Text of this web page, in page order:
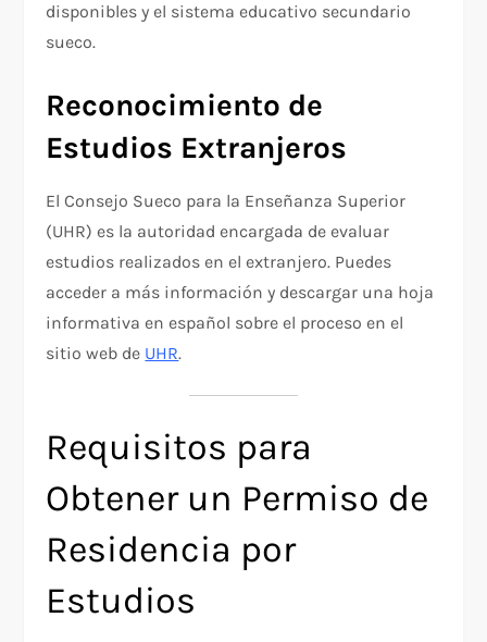
disponibles y el sistema educativo secundario
sueco.
Reconocimiento de
Estudios Extranjeros
El Consejo Sueco para la Enseñanza Superior
(UHR) es la autoridad encargada de evaluar
estudios realizados en el extranjero. Puedes
acceder a más información y descargar una hoja
informativa en español sobre el proceso en el
sitio web de UHR.
Requisitos para
Obtener un Permiso de
Residencia por
Estudios